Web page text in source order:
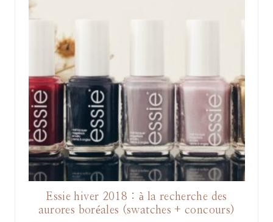
Essie hiver 2018 : à la recherche des
aurores boréales (swatches + concours)